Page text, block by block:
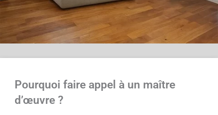
Pourquoi faire appel à un maître
d’œuvre ?